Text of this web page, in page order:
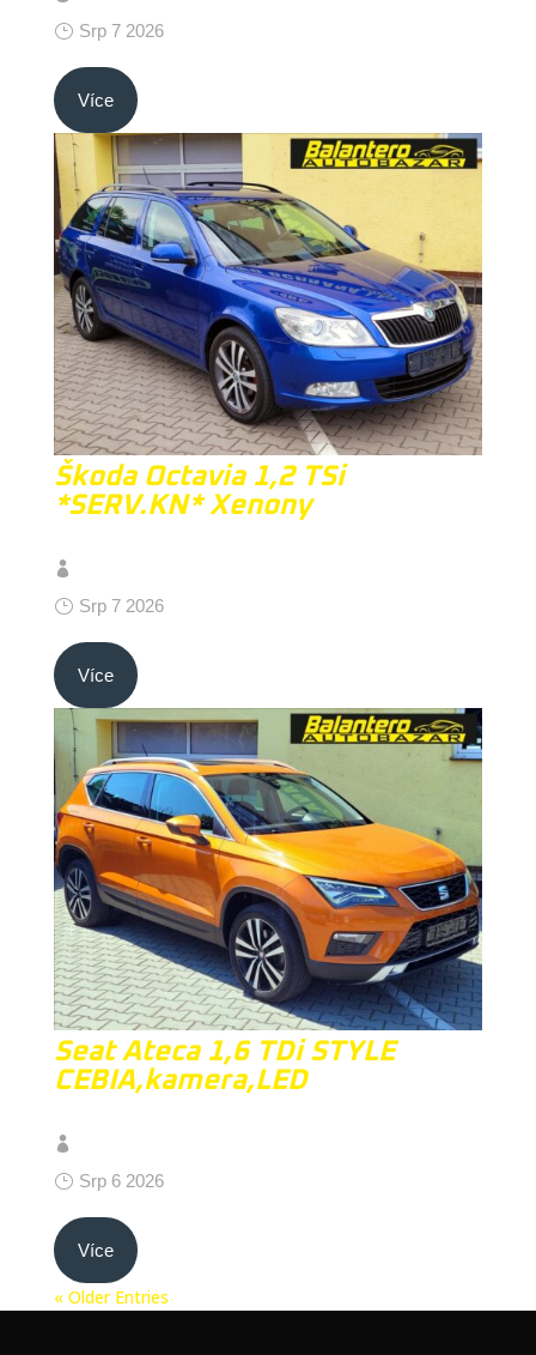
Srp 7 2026
Více
Škoda Octavia 1,2 TSi
*SERV.KN* Xenony
Srp 7 2026
Více
Seat Ateca 1,6 TDi STYLE
CEBIA,kamera,LED
Srp 6 2026
Více
« Older Entries